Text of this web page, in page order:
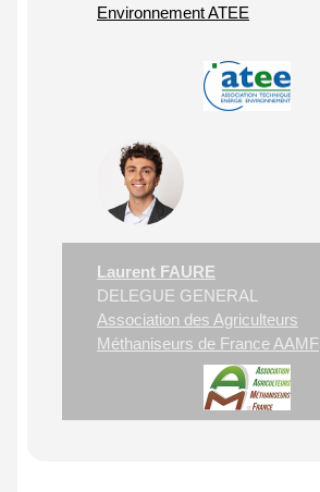
Environnement ATEE
Laurent FAURE
DELEGUE GENERAL
Association des Agriculteurs
Méthaniseurs de France AAMF